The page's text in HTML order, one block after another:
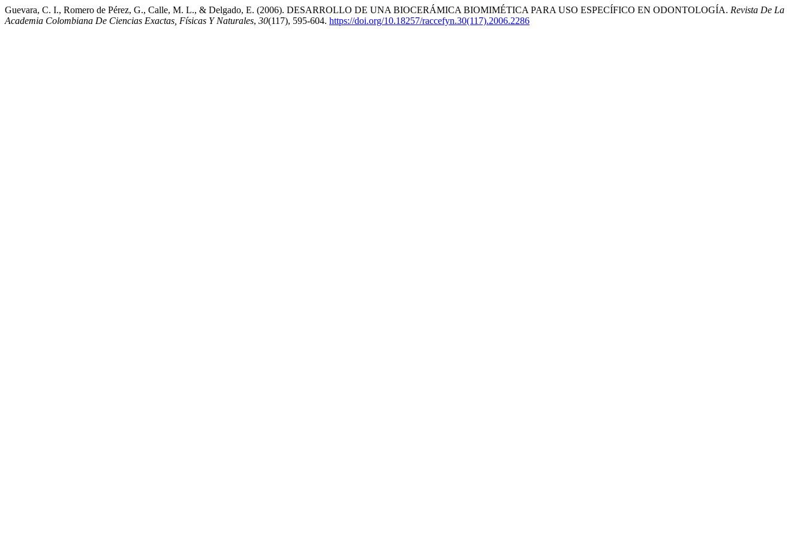
Guevara, C. I., Romero de Pérez, G., Calle, M. L., & Delgado, E. (2006). DESARROLLO DE UNA BIOCERÁMICA BIOMIMÉTICA PARA USO ESPECÍFICO EN ODONTOLOGÍA. Revista De La
Academia Colombiana De Ciencias Exactas, Físicas Y Naturales, 30(117), 595-604. https://doi.org/10.18257/raccefyn.30(117).2006.2286